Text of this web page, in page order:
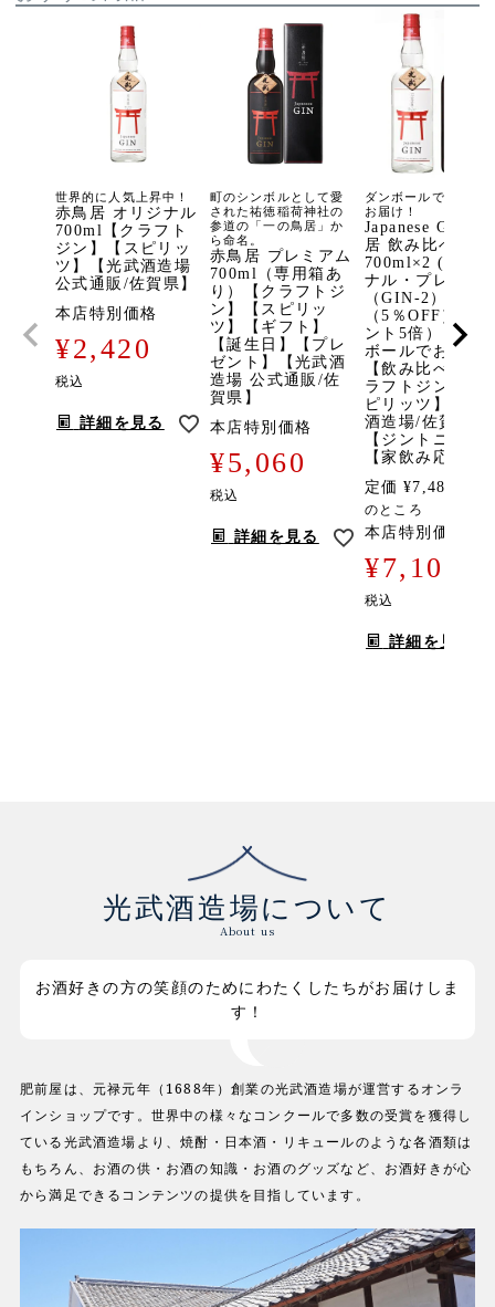
世界的に人気上昇中！
赤鳥居 オリジナル
700ml【クラフト
ジン】【スピリッ
ツ】【光武酒造場
公式通販/佐賀県】
本店特別価格
¥2,420
税込
詳細を見る
町のシンボルとして愛
された祐徳稲荷神社の
参道の「一の鳥居」か
ら命名。
赤鳥居 プレミアム
700ml（専用箱あ
り）【クラフトジ
ン】【スピリッ
ツ】【ギフト】
【誕生日】【プレ
ゼント】【光武酒
造場 公式通販/佐
賀県】
本店特別価格
¥5,060
税込
詳細を見る
ダンボールでポンっ
お届け！
Japanese GIN 赤
居 飲み比べセッ
700ml×2 (オリジ
ナル・プレミア
（GIN-2）
（5％OFF）（
ント5倍）（※
ボールでお届け
【飲み比べ】【
ラフトジン】【
ピリッツ】【光
酒造場/佐賀県】
【ジントニック
【家飲み応援】
定価 ¥7,480
のところ
本店特別価格
¥7,100
税込
詳細を見る
光武酒造場について
About us
お酒好きの方の笑顔のためにわたくしたちがお届けしま
す！
肥前屋は、元禄元年（1688年）創業の光武酒造場が運営するオンラ
インショップです。世界中の様々なコンクールで多数の受賞を獲得し
ている光武酒造場より、焼酎・日本酒・リキュールのような各酒類は
もちろん、お酒の供・お酒の知識・お酒のグッズなど、お酒好きが心
から満足できるコンテンツの提供を目指しています。